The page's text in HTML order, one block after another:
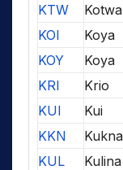
KTW
KOI
Koya
KOY
Koya
KRI
Krio
KUI
Kui
KKN
Kukna
KUL
Kulina